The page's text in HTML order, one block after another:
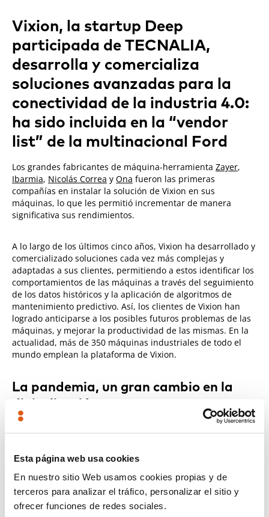
Esta página web usa cookies
En nuestro sitio Web usamos cookies propias y de
terceros para analizar el tráfico, personalizar el sitio y
ofrecer funciones de redes sociales.
Vixion, la startup Deep
participada de TECNALIA,
desarrolla y comercializa
soluciones avanzadas para la
conectividad de la industria 4.0:
ha sido incluida en la “vendor
list” de la multinacional Ford
Los grandes fabricantes de máquina-herramientaZayer,
Ibarmia, Nicolás Correa yOna fueron las primeras
compañías en instalar la solución de Vixion en sus
máquinas, lo que les permitió incrementar de manera
significativa sus rendimientos.
A lo largo de los últimos cinco años, Vixion ha desarrollado y
comercializado soluciones cada vez más complejas y
adaptadas a sus clientes, permitiendo a estos identificar los
comportamientos de las máquinas a través del seguimiento
de los datos históricos y la aplicación de algoritmos de
mantenimiento predictivo. Así, los clientes de Vixion han
logrado anticiparse a los posibles futuros problemas de las
máquinas, y mejorar la productividad de las mismas. En la
actualidad, más de 350 máquinas industriales de todo el
mundo emplean la plataforma de Vixion.
La pandemia, un gran cambio en la
adaptarse a una nueva realidad, la cual había cambiado la
visión y la sensibilidad en el entorno industrial por la
conectividad y la analítica de datos. Según el gerente de
Vixion,César Viniegra, hoy en día ningún fabricante de
maquinaria se cuestiona incluir en sus equipos sistemas
para conectarse remotamente a una máquina para